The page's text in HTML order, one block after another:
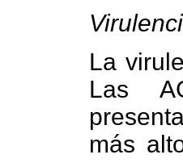
La
Las
más